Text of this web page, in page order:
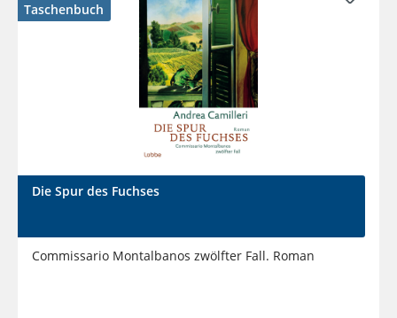
Taschenbuch
Die Spur des Fuchses
Commissario Montalbanos zwölfter Fall. Roman